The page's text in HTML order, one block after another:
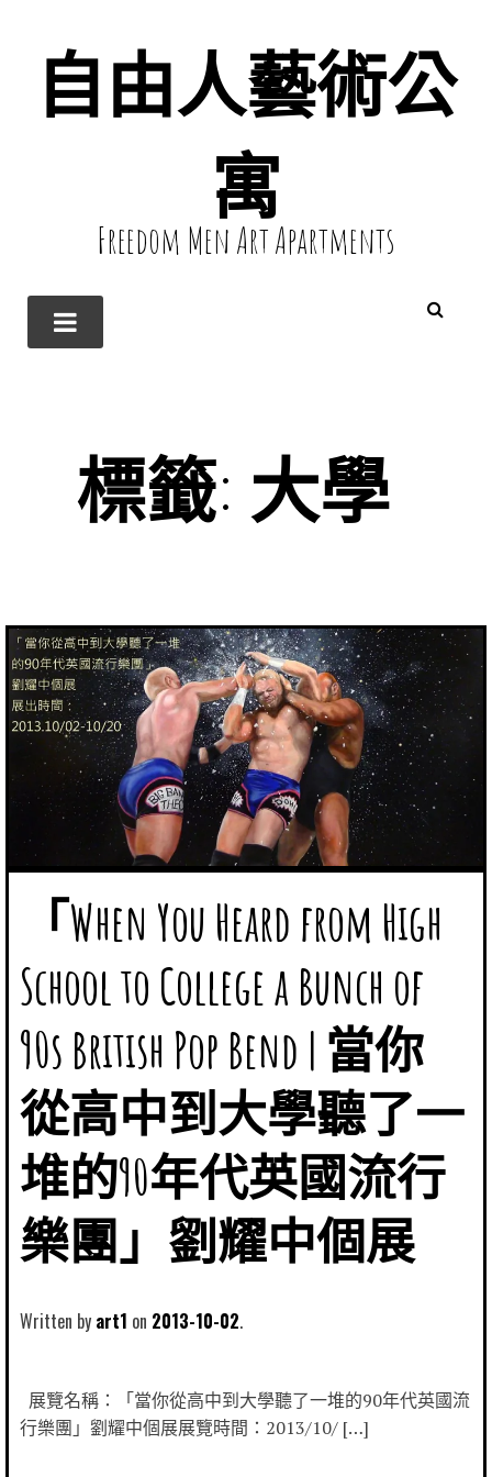
自由人藝術公
寓
Freedom Men Art Apartments
標籤: 大學
「When You Heard from High
School to College a Bunch of
90s British Pop Bend | 當你
從高中到大學聽了一
堆的90年代英國流行
樂團」劉耀中個展
Written by art1 2013-10-02
展覽名稱：「當你從高中到大學聽了一堆的90年代英國流
行樂團」劉耀中個展展覽時間：2013/10/ […]